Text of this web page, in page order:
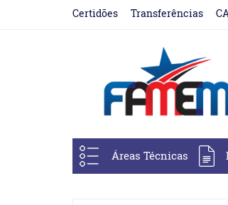
Certidões Transferências
Áreas Técnicas